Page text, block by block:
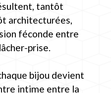
tantôt
architecturées,
féconde entre
prise.
bijou devient
intime entre la